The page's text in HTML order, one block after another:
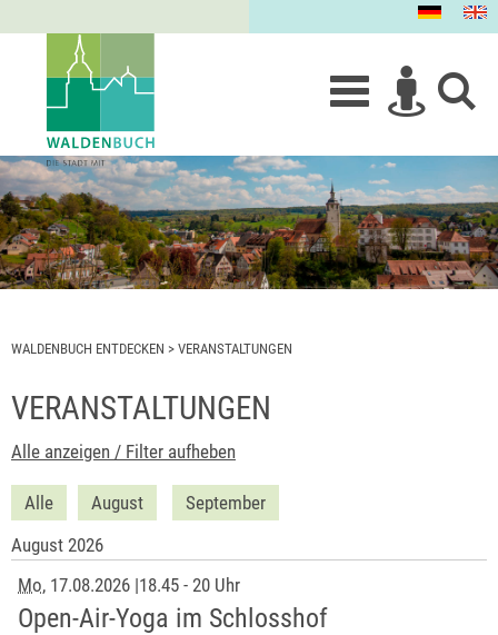
WALDENBUCH ENTDECKEN > VERANSTALTUNGEN
VERANSTALTUNGEN
Alle anzeigen / Filter aufheben
Alle August
September
August 2026
Mo, 17.08.2026 |18.45 - 20 Uhr
Open-Air-Yoga im Schlosshof